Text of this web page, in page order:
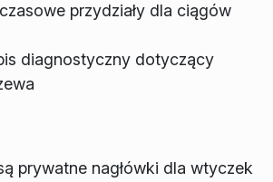
przydziały dla ciągów
diagnostyczny dotyczący
prywatne nagłówki dla wtyczek